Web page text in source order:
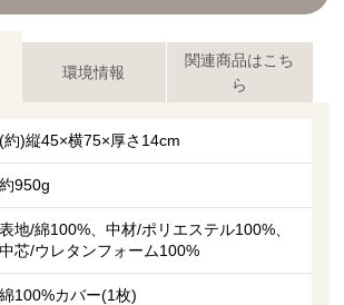
環境情報
関連商品はこち
ら
(約)縦45×横75×厚さ14cm
約950g
表地/綿100%、中材/ポリエステル100%、
中芯/ウレタンフォーム100%
綿100%カバー(1枚)